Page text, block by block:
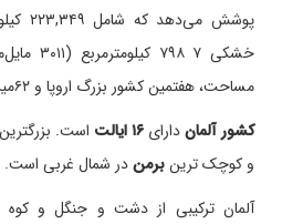
پوشش می‌دهد که شامل ۳۴۹
,۲۲۳ کیلومترمربع (۱۳۴
خشکی ۷
مساحت، هفتمین کشور بزرگ اروپا و ۶۲مین کشور بزرگ جهان است
کشور آلماندارای ۱۶ایالت است.
و کوچک‌ ترینبرمندر شمال غربی است.
آلمان ترکیبی از دشت و جنگل و